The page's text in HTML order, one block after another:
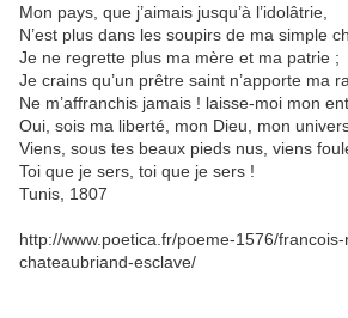
Mon pays, que j’aimais jusqu’à l’idolâtrie,
N’est plus dans les soupirs de ma simple
Je ne regrette plus ma mère et ma patrie ;
Je crains qu’un prêtre saint n’apporte ma
Ne m’affranchis jamais ! laisse-moi mon
Oui, sois ma liberté, mon Dieu, mon
Viens, sous tes beaux pieds nus, viens
Toi que je sers, toi que je sers !
Tunis, 1807
http://www.poetica.fr/poeme-1576/
chateaubriand-esclave/